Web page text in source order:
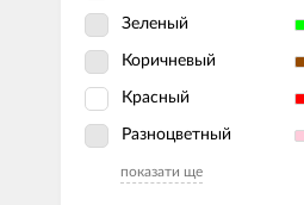
Зеленый
Коричневый
Красный
Разноцветный
показати ще